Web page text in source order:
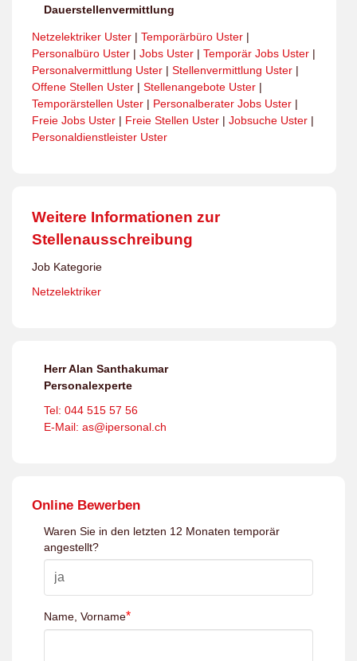
Dauerstellenvermittlung
Netzelektriker Uster | Temporärbüro Uster |
Personalbüro Uster | Jobs Uster | Temporär Jobs Uster |
Personalvermittlung Uster | Stellenvermittlung Uster |
Offene Stellen Uster | Stellenangebote Uster |
Temporärstellen Uster | Personalberater Jobs Uster |
Freie Jobs Uster | Freie Stellen Uster | Jobsuche Uster |
Personaldienstleister Uster
Weitere Informationen zur
Stellenausschreibung
Job Kategorie
Netzelektriker
Herr Alan Santhakumar
Personalexperte
Tel: 044 515 57 56
E-Mail: as@ipersonal.ch
Online Bewerben
Waren Sie in den letzten 12 Monaten temporär
angestellt?
Name, Vorname*